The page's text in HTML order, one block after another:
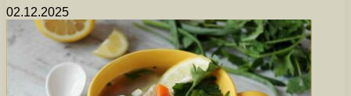
02.12.2025